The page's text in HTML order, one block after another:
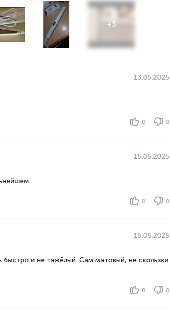
+3
13.05.2025
0 0
15.05.2025
0 0
15.05.2025
и не тяжёлый. Сам матовый, не скользки
0 0